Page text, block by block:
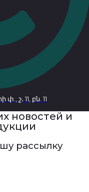
շ․ 11, բն. 11
новостей и
рассылку